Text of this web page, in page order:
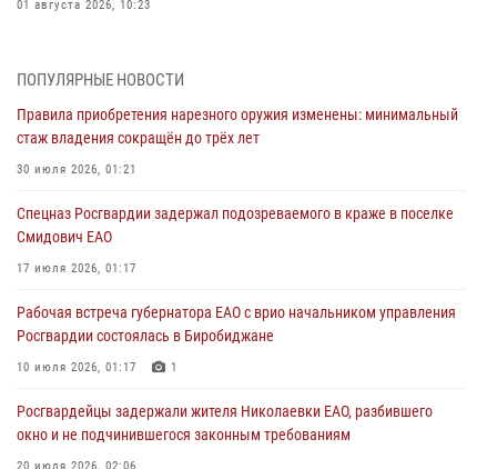
01 августа 2026, 10:23
Российской Федерации
В Росгвардии вспоминают российских воинов, погибших в Первой
мировой войне 1914-1918 годов
Внесены изменения в правила проведения контрольного отстрела
гражданского оружия
Правила приобретения нарезного оружия изменены: минимальный
стаж владения сокращён до трёх лет
ПОПУЛЯРНЫЕ НОВОСТИ
Правила приобретения нарезного оружия изменены: минимальный
стаж владения сокращён до трёх лет
30 июля 2026, 01:21
Спецназ Росгвардии задержал подозреваемого в краже в поселке
Смидович ЕАО
17 июля 2026, 01:17
Рабочая встреча губернатора ЕАО с врио начальником управления
Росгвардии состоялась в Биробиджане
10 июля 2026, 01:17 1
Росгвардейцы задержали жителя Николаевки ЕАО, разбившего
окно и не подчинившегося законным требованиям